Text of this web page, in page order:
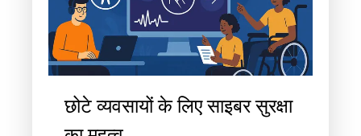
छोटे व्यवसायों के लिए साइबर सुरक्षा